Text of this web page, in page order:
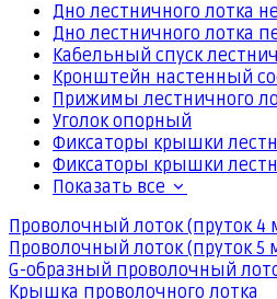
Дно лестничного лотка
Дно лестничного лотка
Кабельный спуск
Кронштейн настенный
Прижимы лестничного
Уголок опорный
Фиксаторы крышки
Фиксаторы крышки
Показать все
Проволочный лоток (пруток 4
Проволочный лоток (пруток 5
G-образный проволочный
Крышка проволочного лотка